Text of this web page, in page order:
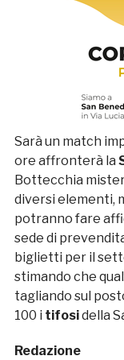
Sarà un match
ore affronterà la
Bottecchia
diversi elementi,
potranno fare
sede di
biglietti per il
stimando che
tagliando sul
100 i tifosidella
Redazione